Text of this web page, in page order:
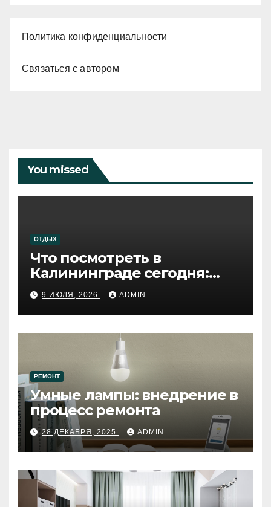
Политика конфиденциальности
Связаться с автором
You missed
ОТДЫХ
Что посмотреть в
Калининграде сегодня:
путеводитель по самому
западному городу России
9 ИЮЛЯ, 2026 ADMIN
РЕМОНТ
Умные лампы: внедрение в
процесс ремонта
28 ДЕКАБРЯ, 2025 ADMIN